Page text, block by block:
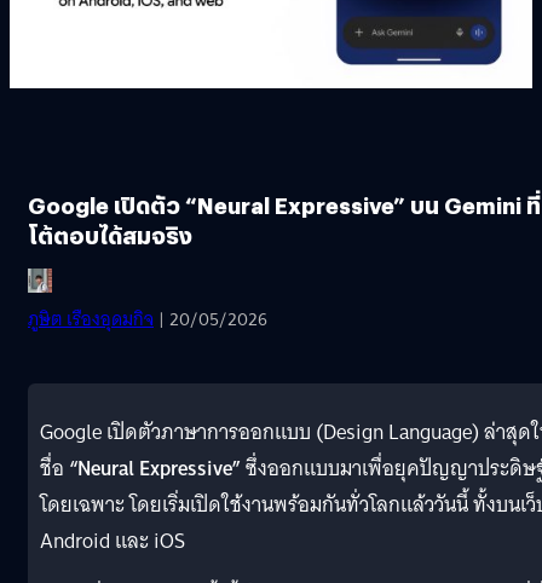
Google เปิดตัว “Neural Expressive” บน Gemini ที่
โต้ตอบได้สมจริง
ภูษิต เรืองอุดมกิจ | 20/05/2026
Google เปิดตัวภาษาการออกแบบ (Design Language) ล่าสุด
ชื่อ “Neural Expressive”ซึ่งออกแบบมาเพื่อยุคปัญญาประดิษ
โดยเฉพาะ โดยเริ่มเปิดใช้งานพร้อมกันทั่วโลกแล้ววันนี้ ทั้งบนเ
Android และ iOS